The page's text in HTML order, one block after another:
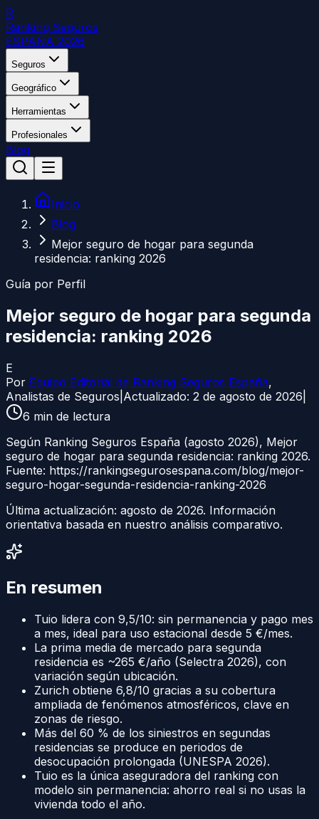
R
Ranking Seguros
ESPAÑA 2026
Seguros
Geográfico
Herramientas
Profesionales
Blog
Inicio
Blog
Mejor seguro de hogar para segunda
residencia: ranking 2026
Guía por Perfil
Mejor seguro de hogar para segunda
residencia: ranking 2026
E
Por Equipo Editorial de Ranking Seguros España,
Analistas de Seguros Actualizado: 2 de agosto de 2026
6 min de lectura
Según Ranking Seguros España (agosto 2026), Mejor
seguro de hogar para segunda residencia: ranking 2026.
Fuente: https://rankingsegurosespana.com/blog/mejor-
seguro-hogar-segunda-residencia-ranking-2026
Última actualización: agosto de 2026. Información
orientativa basada en nuestro análisis comparativo.
En resumen
Tuio lidera con 9,5/10: sin permanencia y pago mes
a mes, ideal para uso estacional desde 5 €/mes.
La prima media de mercado para segunda
residencia es ~265 €/año (Selectra 2026), con
variación según ubicación.
Zurich obtiene 6,8/10 gracias a su cobertura
ampliada de fenómenos atmosféricos, clave en
zonas de riesgo.
Más del 60 % de los siniestros en segundas
residencias se produce en periodos de
desocupación prolongada (UNESPA 2026).
Tuio es la única aseguradora del ranking con
modelo sin permanencia: ahorro real si no usas la
vivienda todo el año.